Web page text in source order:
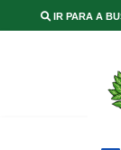
IR PARA A